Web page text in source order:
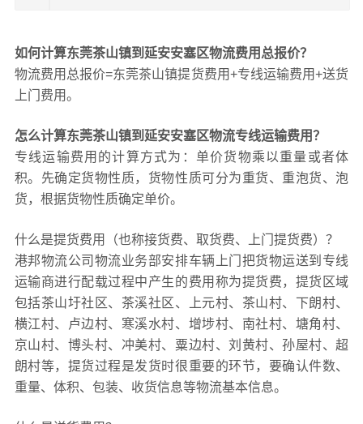
如何计算东莞茶山镇到延安安塞区物流费用总报价？
物流费用总报价=东莞茶山镇提货费用+专线运输费用+送货
上门费用。
怎么计算东莞茶山镇到延安安塞区物流专线运输费用？
专线运输费用的计算方式为：单价货物乘以重量或者体
积。先确定货物性质，货物性质可分为重货、重泡货、泡
货，根据货物性质确定单价。
什么是提货费用（也称接货费、取货费、上门提货费）？
港邦物流公司物流业务部安排车辆上门把货物运送到专线
运输商进行配载过程中产生的费用称为提货费，提货区域
包括茶山圩社区、茶溪社区、上元村、茶山村、下朗村、
横江村、卢边村、寒溪水村、增埗村、南社村、塘角村、
京山村、博头村、冲美村、粟边村、刘黄村、孙屋村、超
朗村等，提货过程是发货时很重要的环节，要确认件数、
重量、体积、包装、收货信息等物流基本信息。